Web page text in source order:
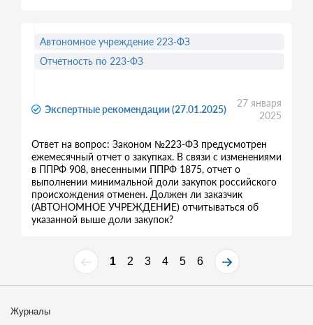
Экспертные рекомендации (27.01.2025)
27 января
2025
Ответ на вопрос: Законом №223-ФЗ предусмотрен
ежемесячный отчет о закупках. В связи с изменениями
в ППРФ 908, внесенными ППРФ 1875, отчет о
выполнении минимальной доли закупок российского
происхождения отменен. Должен ли заказчик
(АВТОНОМНОЕ УЧРЕЖДЕНИЕ) отчитываться об
указанной выше доли закупок?
Автономное учреждение 223-ФЗ
Отчетность по 223-ФЗ
1 2 3 4 5 6
Журналы